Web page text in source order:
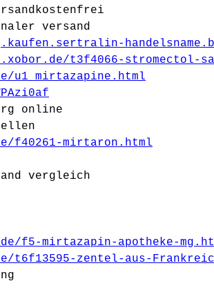
versand
t3f4066-stromectol-
u1_mirtazapine.html
online
f40261-mirtaron.html
vergleich
f5-mirtazapin-apotheke-
t6f13595-zentel-aus-